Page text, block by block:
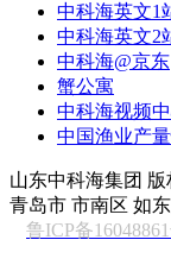
中科海英文1
中科海英文2
中科海@京东
蟹公寓
中科海视频
中国渔业产
山东中科海集团
青岛市 市南区 如
鲁ICP备